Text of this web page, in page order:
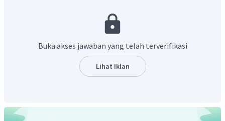
diperlukan tanaman. Jenis tanah ini terdapat di Pulau Jawa,
Buka akses jawaban yang telah terverifikasi
Lihat Iklan